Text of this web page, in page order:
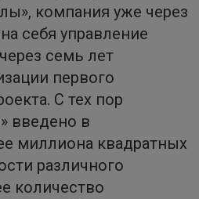
компания уже через
себя управление
семь лет
первого
С тех пор
введено в
миллиона квадратных
различного
количество